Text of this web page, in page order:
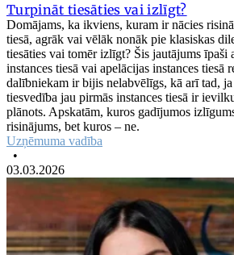
Turpināt tiesāties vai izlīgt?
Domājams, ka ikviens, kuram ir nācies
tiesā, agrāk vai vēlāk nonāk pie klasiskas
tiesāties vai tomēr izlīgt? Šis jautājums īpaši
instances tiesā vai apelācijas instances tiesā
dalībniekam ir bijis nelabvēlīgs, kā arī tad,
tiesvedība jau pirmās instances tiesā ir
plānots. Apskatām, kuros gadījumos
risinājums, bet kuros – ne.
Uzņēmuma vadība
•
03.03.2026